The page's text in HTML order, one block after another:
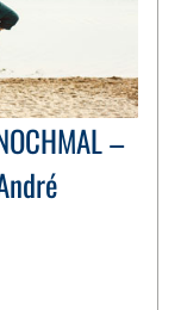
–